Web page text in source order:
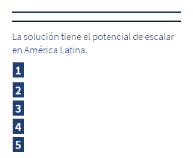
La solución tiene el potencial de escalar
en América Latina.
1
2
3
4
5